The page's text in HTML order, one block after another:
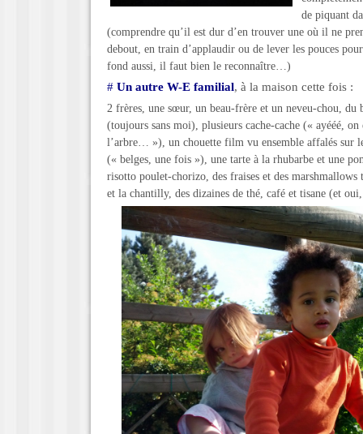
de piquant
(comprendre qu’il est dur d’en trouver une où il ne
debout, en train d’applaudir ou de lever les pouces
fond aussi, il faut bien le reconnaître…)
# Un autre W-E familial, à la maison cette fois :
2 frères, une sœur, un beau-frère et un neveu-chou, du
(toujours sans moi), plusieurs cache-cache (« ayééé, on
l’arbre… »), un chouette film vu ensemble affalés sur
(« belges, une fois »), une tarte à la rhubarbe et une
risotto poulet-chorizo, des fraises et des marshmallows
et la chantilly, des dizaines de thé, café et tisane (et